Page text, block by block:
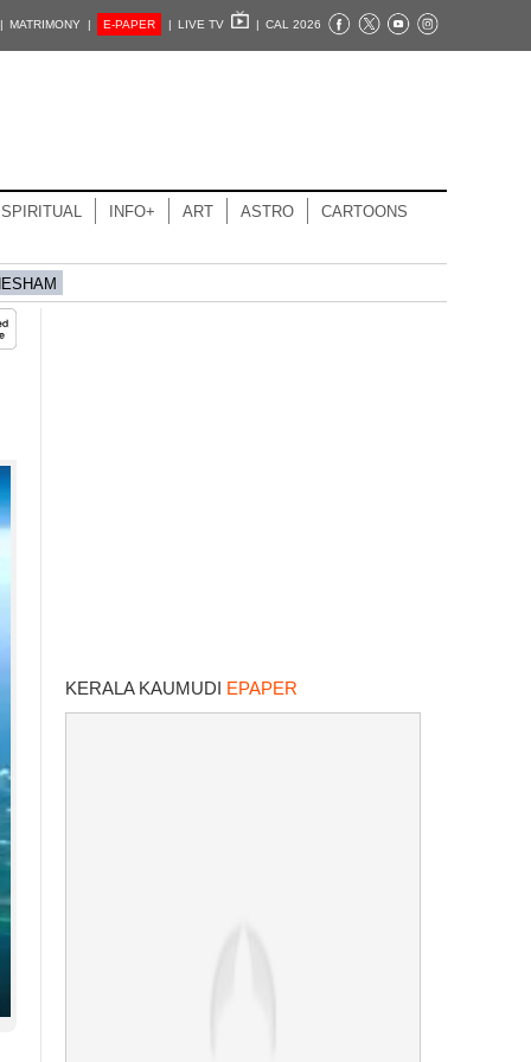
| MATRIMONY | E-PAPER | LIVE TV | CAL 2026
SPIRITUAL INFO+ ART ASTRO CARTOONS
KERALA KAUMUDI EPAPER